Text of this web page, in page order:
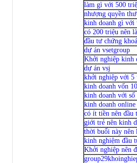
làm gì với 500
nhượng quyền
kinh doanh gì với
có 200 triệu nên
đầu tư chứng
dự án vsetgroup
Khởi nghiệp kinh
dự án vsj
khởi nghiệp với 5
kinh doanh vốn
kinh doanh với
kinh doanh online
có ít tiền nên đầu
giới trẻ nên kinh
thời buổi này nên
kinh nghiệm đầu
Khởi nghiệp nên